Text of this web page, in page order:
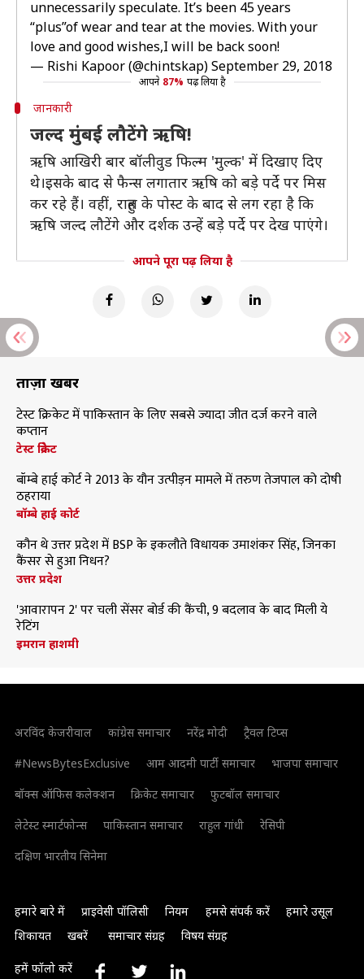
unnecessarily speculate. It’s been 45 years
“plus”of wear and tear at the movies. With your
love and good wishes,I will be back soon!
— Rishi Kapoor (@chintskap)September 29, 2018
आपने 87% पढ़ लिया है
जानकारी
जल्द मुंबई लौटेंगे ऋषि!
ऋषि आखिरी बार बॉलीवुड फिल्म 'मुल्क' में दिखाए दिए
थे।इसके बाद से फैन्स लगातार ऋषि को बड़े पर्दे पर मिस
कर रहे हैं। वहीं, राहुल के पोस्ट के बाद से लग रहा है कि
ऋषि जल्द लौटेंगे और दर्शक उन्हें बड़े पर्दे पर देख पाएंगे।
आपने पूरा पढ़ लिया है
ताज़ा खबरें
टेस्ट क्रिकेट में पाकिस्तान के लिए सबसे ज्यादा जीत दर्ज करने वाले
कप्तान
टेस्ट क्रिकेट
बॉम्बे हाई कोर्ट ने 2013 के यौन उत्पीड़न मामले में तरुण तेजपाल को दोषी
ठहराया
बॉम्बे हाई कोर्ट
कौन थे उत्तर प्रदेश में BSP के इकलौते विधायक उमाशंकर सिंह, जिनका
कैंसर से हुआ निधन?
उत्तर प्रदेश
'आवारापन 2' पर चली सेंसर बोर्ड की कैंची, 9 बदलाव के बाद मिली ये
रेटिंग
इमरान हाशमी
अरविंद केजरीवाल कांग्रेस समाचार नरेंद्र मोदी
ट्रैवल टिप्स
#NewsBytesExclusive
आम आदमी पार्टी समाचार
भाजपा समाचार
बॉक्स ऑफिस कलेक्शन
क्रिकेट समाचार
फुटबॉल समाचार
लेटेस्ट स्मार्टफोन्स
पाकिस्तान समाचार राहुल गांधी
रेसिपी
दक्षिण भारतीय सिनेमा
हमारे बारे में प्राइवेसी पॉलिसी नियम हमसे संपर्क करें
हमारे उसूल
शिकायत
खबरें समाचार संग्रह विषय संग्रह
हमें फॉलो करें